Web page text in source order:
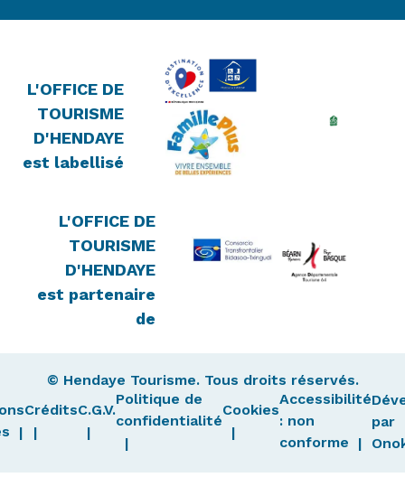
L'OFFICE DE
TOURISME
D'HENDAYE
est labellisé
L'OFFICE DE
TOURISME
D'HENDAYE
est partenaire
de
© Hendaye Tourisme. Tous droits réservés.
CréditsC.G.V.
Politique de
confidentialité
Cookies
Accessibilité
: non
conforme
par